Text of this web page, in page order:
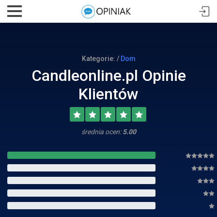
Kategorie: / Dom
Candleonline.pl Opinie
Klientów
średnia ocen:5.00